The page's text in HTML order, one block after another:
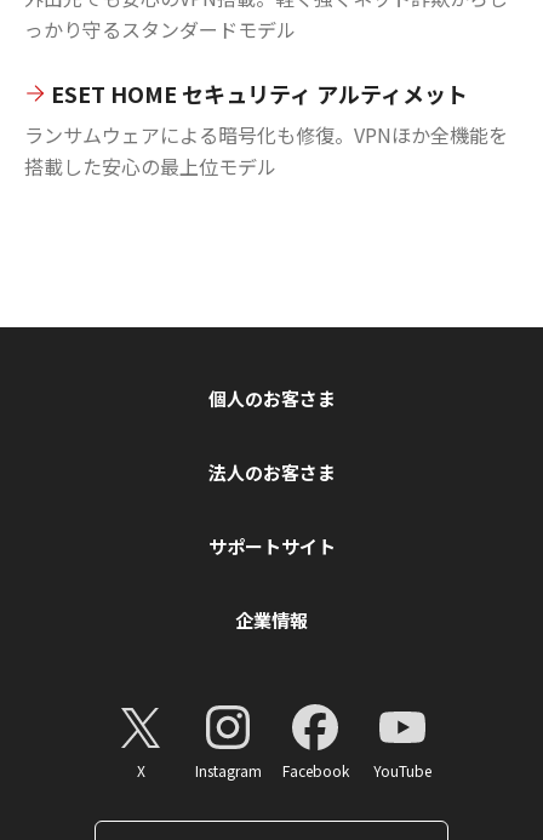
っかり守るスタンダードモデル
ESET HOME セキュリティ アルティメット
ランサムウェアによる暗号化も修復。VPNほか全機能を
搭載した安心の最上位モデル
個人のお客さま
法人のお客さま
サポートサイト
企業情報
X Instagram Facebook YouTube